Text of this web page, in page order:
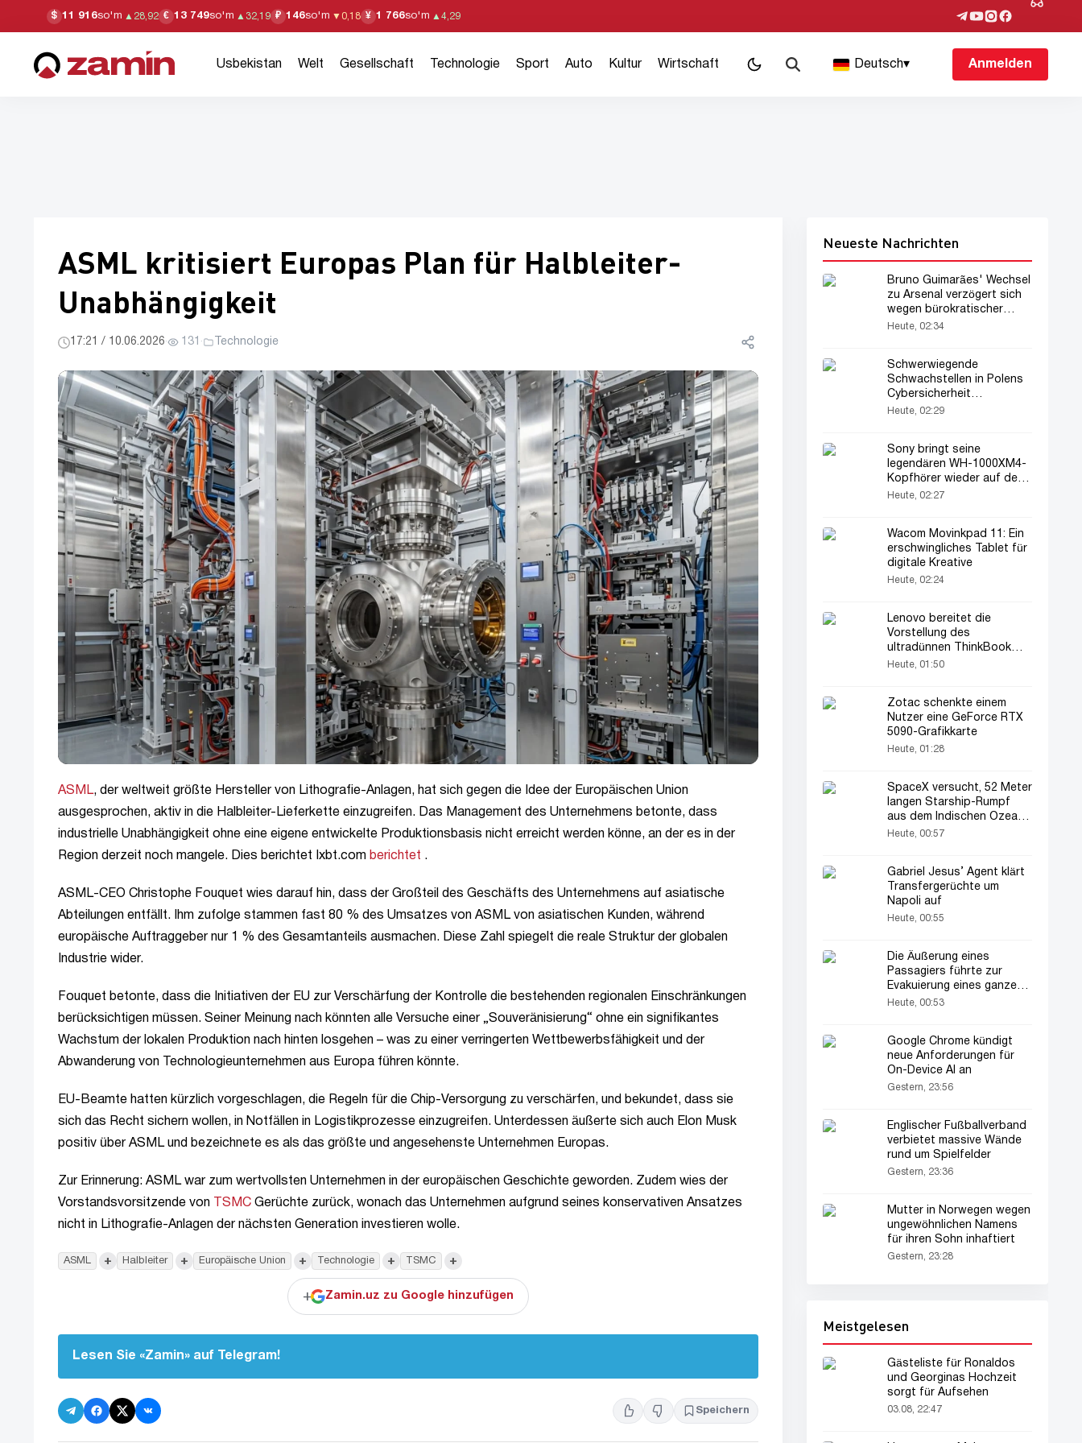
$ 11 916so'm ▲ 28,92 € 13 749so'm ▲ 32,19 ₽ 146so'm ▼ 0,18 ¥ 1 766so'm ▲ 4,29
Usbekistan Welt Gesellschaft Technologie Sport Auto Kultur Wirtschaft Deutsch▾ Anmelden
ASML kritisiert Europas Plan für Halbleiter-
Unabhängigkeit
17:21 / 10.06.2026· 131 · Technologie
ASML, der weltweit größte Hersteller von Lithografie-Anlagen, hat sich gegen die Idee der Europäischen Union
ausgesprochen, aktiv in die Halbleiter-Lieferkette einzugreifen. Das Management des Unternehmens betonte, dass
industrielle Unabhängigkeit ohne eine eigene entwickelte Produktionsbasis nicht erreicht werden könne, an der es in der
Region derzeit noch mangele. Dies berichtet Ixbt.com berichtet .
ASML-CEO Christophe Fouquet wies darauf hin, dass der Großteil des Geschäfts des Unternehmens auf asiatische
Abteilungen entfällt. Ihm zufolge stammen fast 80 % des Umsatzes von ASML von asiatischen Kunden, während
europäische Auftraggeber nur 1 % des Gesamtanteils ausmachen. Diese Zahl spiegelt die reale Struktur der globalen
Industrie wider.
Fouquet betonte, dass die Initiativen der EU zur Verschärfung der Kontrolle die bestehenden regionalen Einschränkungen
berücksichtigen müssen. Seiner Meinung nach könnten alle Versuche einer „Souveränisierung“ ohne ein signifikantes
Wachstum der lokalen Produktion nach hinten losgehen – was zu einer verringerten Wettbewerbsfähigkeit und der
Abwanderung von Technologieunternehmen aus Europa führen könnte.
EU-Beamte hatten kürzlich vorgeschlagen, die Regeln für die Chip-Versorgung zu verschärfen, und bekundet, dass sie
sich das Recht sichern wollen, in Notfällen in Logistikprozesse einzugreifen. Unterdessen äußerte sich auch Elon Musk
positiv über ASML und bezeichnete es als das größte und angesehenste Unternehmen Europas.
Zur Erinnerung: ASML war zum wertvollsten Unternehmen in der europäischen Geschichte geworden. Zudem wies der
Vorstandsvorsitzende von
TSMC Gerüchte zurück, wonach das Unternehmen aufgrund seines konservativen Ansatzes
nicht in Lithografie-Anlagen der nächsten Generation investieren wolle.
ASML + Halbleiter + Europäische Union + Technologie + TSMC +
+ Zamin.uz zu Google hinzufügen
Lesen Sie «Zamin» auf Telegram!
Speichern
Neueste Nachrichten
Bruno Guimarães' Wechsel
zu Arsenal verzögert sich
wegen bürokratischer
Probleme
Heute, 02:34
Schwerwiegende
Schwachstellen in Polens
Cybersicherheit
aufgedeckt
Heute, 02:29
Sony bringt seine
legendären WH-1000XM4-
Kopfhörer wieder auf den
Markt
Heute, 02:27
Wacom Movinkpad 11: Ein
erschwingliches Tablet für
digitale Kreative
Heute, 02:24
Lenovo bereitet die
Vorstellung des
ultradünnen ThinkBook
Aeroblade Laptops vor
Heute, 01:50
Zotac schenkte einem
Nutzer eine GeForce RTX
5090-Grafikkarte
Heute, 01:28
SpaceX versucht, 52 Meter
langen Starship-Rumpf
aus dem Indischen Ozean
zu bergen
Heute, 00:57
Gabriel Jesus’ Agent klärt
Transfergerüchte um
Napoli auf
Heute, 00:55
Die Äußerung eines
Passagiers führte zur
Evakuierung eines ganzen
Flugzeugs
Heute, 00:53
Google Chrome kündigt
neue Anforderungen für
On-Device AI an
Gestern, 23:56
Englischer Fußballverband
verbietet massive Wände
rund um Spielfelder
Gestern, 23:36
Mutter in Norwegen wegen
ungewöhnlichen Namens
für ihren Sohn inhaftiert
Gestern, 23:28
Meistgelesen
Gästeliste für Ronaldos
und Georginas Hochzeit
sorgt für Aufsehen
03.08, 22:47